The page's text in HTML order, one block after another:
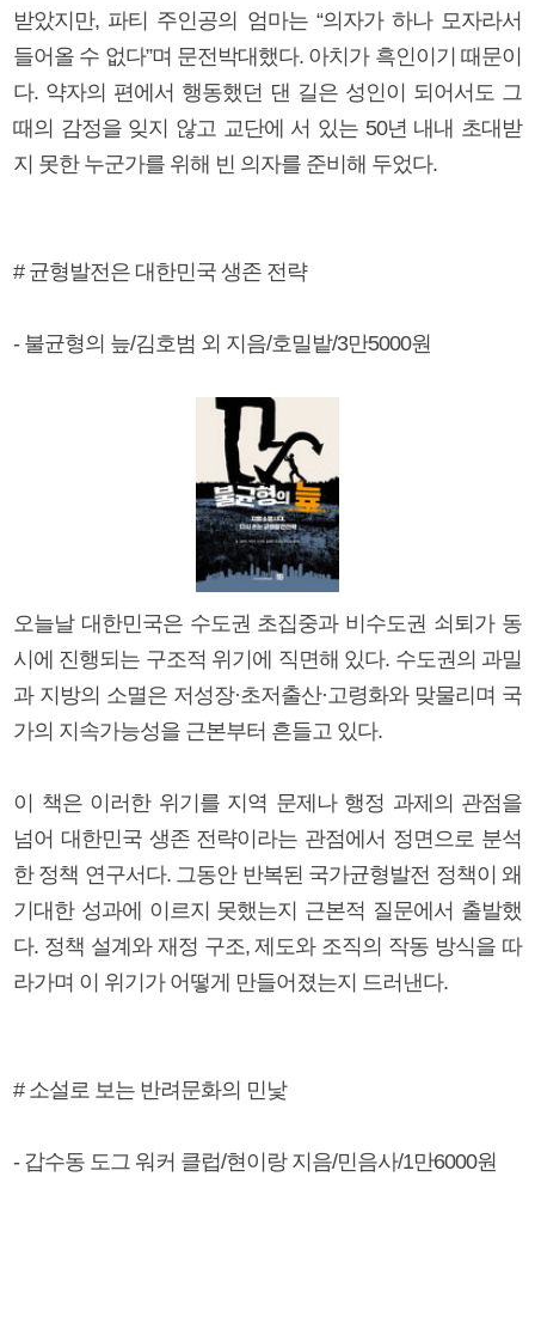
받았지만, 파티 주인공의 엄마는 “의자가 하나 모자라서
들어올 수 없다”며 문전박대했다. 아치가 흑인이기 때문이
다. 약자의 편에서 행동했던 댄 길은 성인이 되어서도 그
때의 감정을 잊지 않고 교단에 서 있는 50년 내내 초대받
지 못한 누군가를 위해 빈 의자를 준비해 두었다.
# 균형발전은 대한민국 생존 전략
- 불균형의 늪/김호범 외 지음/호밀밭/3만5000원
오늘날 대한민국은 수도권 초집중과 비수도권 쇠퇴가 동
시에 진행되는 구조적 위기에 직면해 있다. 수도권의 과밀
과 지방의 소멸은 저성장·초저출산·고령화와 맞물리며 국
가의 지속가능성을 근본부터 흔들고 있다.
이 책은 이러한 위기를 지역 문제나 행정 과제의 관점을
넘어 대한민국 생존 전략이라는 관점에서 정면으로 분석
한 정책 연구서다. 그동안 반복된 국가균형발전 정책이 왜
기대한 성과에 이르지 못했는지 근본적 질문에서 출발했
다. 정책 설계와 재정 구조, 제도와 조직의 작동 방식을 따
라가며 이 위기가 어떻게 만들어졌는지 드러낸다.
# 소설로 보는 반려문화의 민낯
- 갑수동 도그 워커 클럽/현이랑 지음/민음사/1만6000원